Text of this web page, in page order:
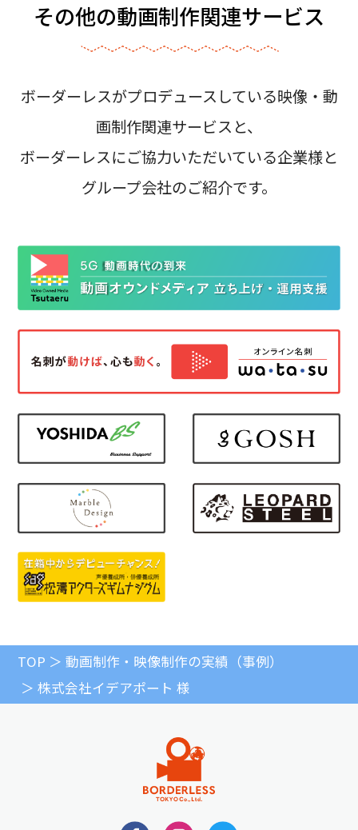
その他の動画制作関連サービス
ボーダーレスがプロデュースしている映像・動
画制作関連サービスと、
ボーダーレスにご協力いただいている企業様と
グループ会社のご紹介です。
TOP
動画制作・映像制作の実績（事例）
株式会社イデアポート 様